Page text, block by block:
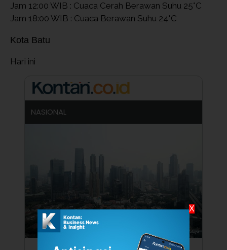
Jam 12:00 WIB : Cuaca Cerah Berawan Suhu 25°C
Jam 18:00 WIB : Cuaca Berawan Suhu 24°C
Kota Batu
Hari ini
NASIONAL
X